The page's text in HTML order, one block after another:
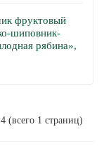
фруктовый
шиповник-
рябина»,
(всего 1 страниц)